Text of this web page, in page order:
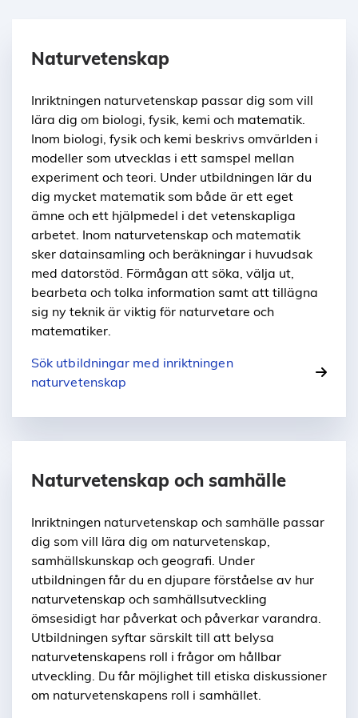
Naturvetenskap
Inriktningen naturvetenskap passar dig som vill
lära dig om biologi, fysik, kemi och matematik.
Inom biologi, fysik och kemi beskrivs omvärlden i
modeller som utvecklas i ett samspel mellan
experiment och teori. Under utbildningen lär du
dig mycket matematik som både är ett eget
ämne och ett hjälpmedel i det vetenskapliga
arbetet. Inom naturvetenskap och matematik
sker datainsamling och beräkningar i huvudsak
med datorstöd. Förmågan att söka, välja ut,
bearbeta och tolka information samt att tillägna
sig ny teknik är viktig för naturvetare och
matematiker.
Sök utbildningar med inriktningen
naturvetenskap
Naturvetenskap och samhälle
Inriktningen naturvetenskap och samhälle passar
dig som vill lära dig om naturvetenskap,
samhällskunskap och geografi. Under
utbildningen får du en djupare förståelse av hur
naturvetenskap och samhällsutveckling
ömsesidigt har påverkat och påverkar varandra.
Utbildningen syftar särskilt till att belysa
naturvetenskapens roll i frågor om hållbar
utveckling. Du får möjlighet till etiska diskussioner
om naturvetenskapens roll i samhället.